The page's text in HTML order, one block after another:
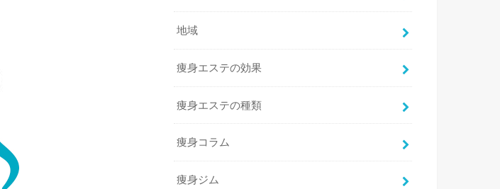
地域
痩身エステの効果
痩身エステの種類
痩身コラム
痩身ジム